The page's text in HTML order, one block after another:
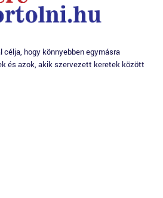
célja, hogy könnyebben egymásra
és azok, akik szervezett keretek között